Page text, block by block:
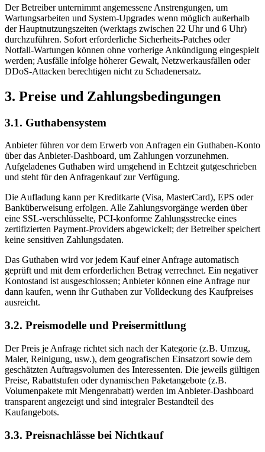
Der Betreiber unternimmt angemessene Anstrengungen, um
Wartungsarbeiten und System-Upgrades wenn möglich außerhalb
der Hauptnutzungszeiten (werktags zwischen 22 Uhr und 6 Uhr)
durchzuführen. Sofort erforderliche Sicherheits-Patches oder
Notfall-Wartungen können ohne vorherige Ankündigung eingespielt
werden; Ausfälle infolge höherer Gewalt, Netzwerkausfällen oder
DDoS-Attacken berechtigen nicht zu Schadenersatz.
3. Preise und Zahlungsbedingungen
3.1. Guthabensystem
Anbieter führen vor dem Erwerb von Anfragen ein Guthaben-Konto
über das Anbieter-Dashboard, um Zahlungen vorzunehmen.
Aufgeladenes Guthaben wird umgehend in Echtzeit gutgeschrieben
und steht für den Anfragenkauf zur Verfügung.
Die Aufladung kann per Kreditkarte (Visa, MasterCard), EPS oder
Banküberweisung erfolgen. Alle Zahlungsvorgänge werden über
eine SSL-verschlüsselte, PCI-konforme Zahlungsstrecke eines
zertifizierten Payment-Providers abgewickelt; der Betreiber speichert
keine sensitiven Zahlungsdaten.
Das Guthaben wird vor jedem Kauf einer Anfrage automatisch
geprüft und mit dem erforderlichen Betrag verrechnet. Ein negativer
Kontostand ist ausgeschlossen; Anbieter können eine Anfrage nur
dann kaufen, wenn ihr Guthaben zur Volldeckung des Kaufpreises
ausreicht.
3.2. Preismodelle und Preisermittlung
Der Preis je Anfrage richtet sich nach der Kategorie (z.B. Umzug,
Maler, Reinigung, usw.), dem geografischen Einsatzort sowie dem
geschätzten Auftragsvolumen des Interessenten. Die jeweils gültigen
Preise, Rabattstufen oder dynamischen Paketangebote (z.B.
Volumenpakete mit Mengenrabatt) werden im Anbieter-Dashboard
transparent angezeigt und sind integraler Bestandteil des
Kaufangebots.
3.3. Preisnachlässe bei Nichtkauf